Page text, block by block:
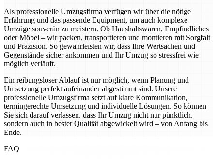
Als professionelle Umzugsfirma verfügen wir über die nötige
Erfahrung und das passende Equipment, um auch komplexe
Umzüge souverän zu meistern. Ob Haushaltswaren, Empfindliches
oder Möbel – wir packen, transportieren und montieren mit Sorgfalt
und Präzision. So gewährleisten wir, dass Ihre Wertsachen und
Gegenstände sicher ankommen und Ihr Umzug so stressfrei wie
möglich verläuft.
Ein reibungsloser Ablauf ist nur möglich, wenn Planung und
Umsetzung perfekt aufeinander abgestimmt sind. Unsere
professionelle Umzugsfirma setzt auf klare Kommunikation,
termingerechte Umsetzung und individuelle Lösungen. So können
Sie sich darauf verlassen, dass Ihr Umzug nicht nur pünktlich,
sondern auch in bester Qualität abgewickelt wird – von Anfang bis
Ende.
FAQ